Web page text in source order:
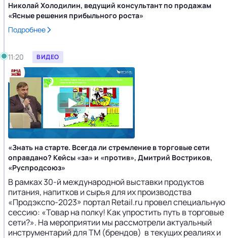
Николай Холодилин, ведущий консультант по продажам
«Ясные решения прибыльного роста»
Подробнее
11:20 ВИДЕО
«Знать на старте. Всегда ли стремление в торговые сети
оправдано? Кейсы «за» и «против», Дмитрий Востриков,
«Руспродсоюз»
В рамках 30-й международной выставки продуктов
питания, напитков и сырья для их производства
«Продэкспо-2023» портал Retail.ru провел специальную
сессию: «Товар на полку! Как упростить путь в торговые
сети?». На мероприятии мы рассмотрели актуальный
инструментарий для ТМ (брендов) в текущих реалиях и